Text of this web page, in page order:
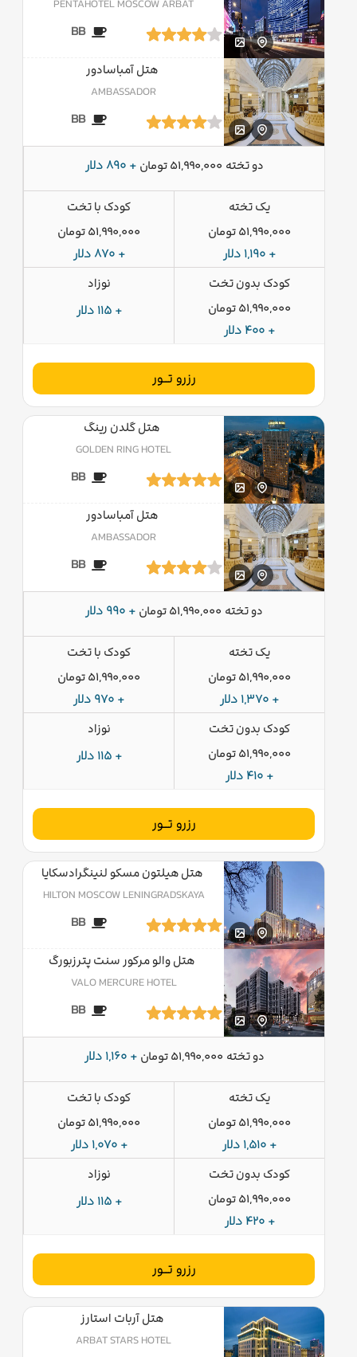
PENTAHOTEL MOSCOW ARBAT
BB
هتل آمباسادور
AMBASSADOR
BB
دو تخته 51,990,000 تومان + 890 دلار
یک تخته
51,990,000 تومان
+ 1,190 دلار
کودک با تخت
51,990,000 تومان
+ 870 دلار
کودک بدون تخت
51,990,000 تومان
+ 400 دلار
نوزاد
+ 115 دلار
رزرو تــور
هتل گلدن رینگ
GOLDEN RING HOTEL
BB
هتل آمباسادور
AMBASSADOR
BB
دو تخته 51,990,000 تومان + 990 دلار
یک تخته
51,990,000 تومان
+ 1,370 دلار
کودک با تخت
51,990,000 تومان
+ 970 دلار
کودک بدون تخت
51,990,000 تومان
+ 410 دلار
نوزاد
+ 115 دلار
رزرو تــور
هتل هیلتون مسکو لنینگرادسکایا
HILTON MOSCOW LENINGRADSKAYA
BB
هتل والو مرکور سنت پترزبورگ
VALO MERCURE HOTEL
BB
دو تخته 51,990,000 تومان + 1,160 دلار
یک تخته
51,990,000 تومان
+ 1,510 دلار
کودک با تخت
51,990,000 تومان
+ 1,070 دلار
کودک بدون تخت
51,990,000 تومان
+ 420 دلار
نوزاد
+ 115 دلار
رزرو تــور
هتل آربات استارز
ARBAT STARS HOTEL